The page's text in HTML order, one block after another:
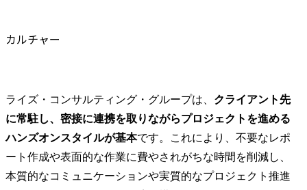
カルチャー
ライズ・コンサルティング・グループは、 クライアント先
に常駐し、密接に連携を取りながらプロジェクトを進める
ハンズオンスタイルが基本です。これにより、不要なレポ
ート作成や表面的な作業に費やされがちな時間を削減し、
本質的なコミュニケーションや実質的なプロジェクト推進